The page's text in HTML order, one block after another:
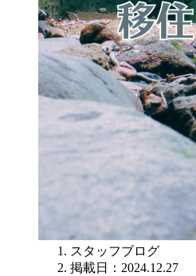
スタッフブログ
掲載日：2024.12.27